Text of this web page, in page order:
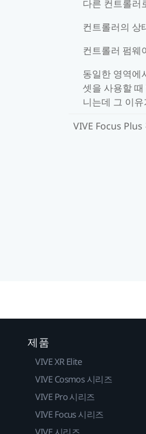
다른 컨트롤러
컨트롤러의 상
컨트롤러 펌웨
동일한 영역에
셋을 사용할
니는데 그 이
VIVE Focus Plus
제품
VIVE XR Elite
VIVE Cosmos 시리즈
VIVE Pro 시리즈
VIVE Focus 시리즈